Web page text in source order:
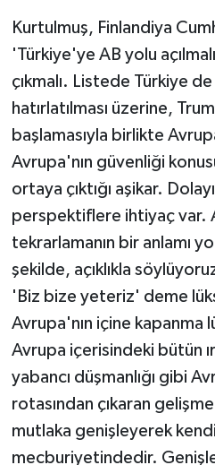
Kurtulmuş, Finlandiya
'Türkiye'ye AB yolu
çıkmalı. Listede Türkiye
hatırlatılması üzerine,
başlamasıyla birlikte
Avrupa'nın güvenliği
ortaya çıktığı aşikar.
perspektiflere ihtiyaç var.
tekrarlamanın bir anlamı
şekilde, açıklıkla
'Biz bize yeteriz' deme
Avrupa'nın içine kapanma
Avrupa içerisindeki bütün
yabancı düşmanlığı gibi
rotasından çıkaran
mutlaka genişleyerek
mecburiyetindedir.